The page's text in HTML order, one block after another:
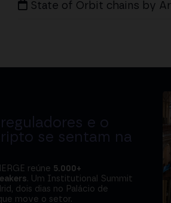
State of Orbit chains by
e o
se sentam na
reúne 5.000+
. Um Institutional Summit
dois dias no Palácio de
move o setor.